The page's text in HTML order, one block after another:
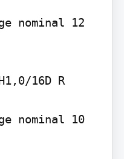
nominal 12
16D R
nominal 10